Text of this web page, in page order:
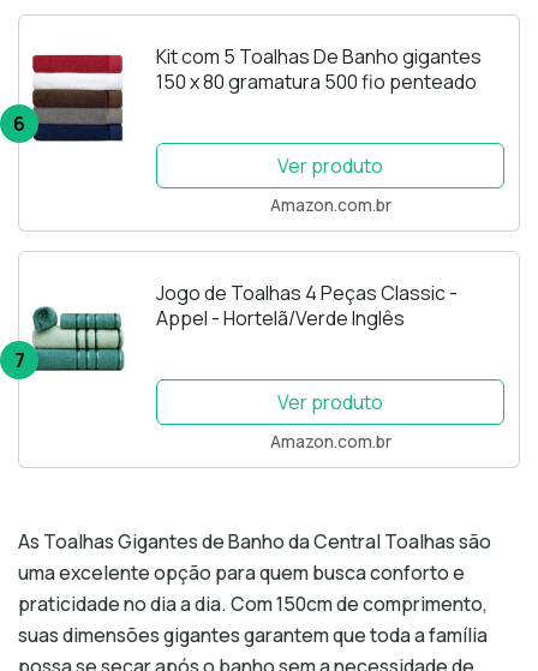
6
Kit com 5 Toalhas De Banho gigantes
150 x 80 gramatura 500 fio penteado
Ver produto
Amazon.com.br
7
Jogo de Toalhas 4 Peças Classic -
Appel - Hortelã/Verde Inglês
Ver produto
Amazon.com.br
As Toalhas Gigantes de Banho da Central Toalhas são
uma excelente opção para quem busca conforto e
praticidade no dia a dia. Com 150cm de comprimento,
suas dimensões gigantes garantem que toda a família